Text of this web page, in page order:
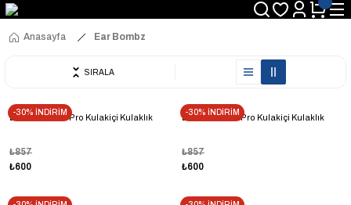
Anasayfa Ear Bombz
SIRALA
-30% İNDİRİM
EarBombz EB Pro Kulakiçi Kulaklık
₺600
₺857
-30% İNDİRİM
Earbombz EB Pro Kulakiçi Kulaklık
₺600
₺857